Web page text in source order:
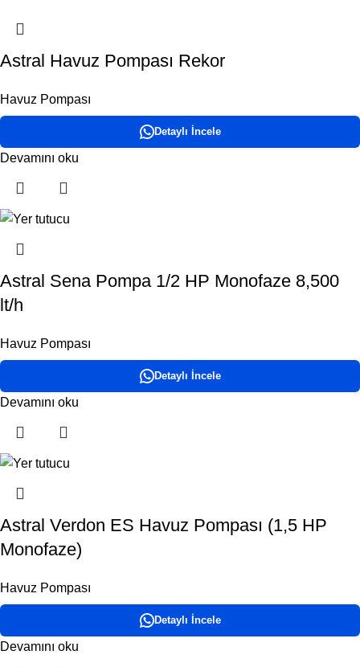
Astral Havuz Pompası Rekor
Havuz Pompası
Detaylı İncele
Devamını oku
Astral Sena Pompa 1/2 HP Monofaze 8,500
lt/h
Havuz Pompası
Detaylı İncele
Devamını oku
Astral Verdon ES Havuz Pompası (1,5 HP
Monofaze)
Havuz Pompası
Detaylı İncele
Devamını oku